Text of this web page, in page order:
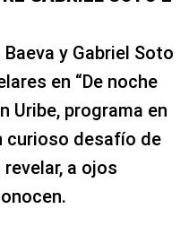
y Gabriel Soto
en “De noche
Uribe, programa en
curioso desafío de
a ojos